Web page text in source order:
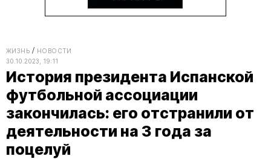
ЖИЗНЬ
НОВОСТИ
30.10.2023, 19:11
История президента Испанской
футбольной ассоциации
закончилась: его отстранили от
деятельности на 3 года за
поцелуй